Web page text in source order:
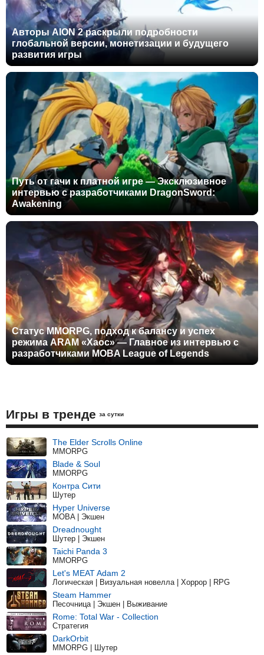
Авторы AION 2 раскрыли подробности
глобальной версии, монетизации и будущего
развития игры
Путь от гачи к платной игре — Эксклюзивное
интервью с разработчиками DragonSword:
Awakening
Статус MMORPG, подход к балансу и успех
режима ARAM «Хаос» — Главное из интервью с
разработчиками MOBA League of Legends
Игры в тренде за сутки
The Elder Scrolls Online
MMORPG
Blade & Soul
MMORPG
Контра Сити
Шутер
Hyper Universe
MOBA | Экшен
Dreadnought
Шутер | Экшен
Taichi Panda 3
MMORPG
Let's MEAT Adam 2
Логическая | Визуальная новелла | Хоррор | RPG
Steam Hammer
Песочница | Экшен | Выживание
Rome: Total War - Collection
Стратегия
DarkOrbit
MMORPG | Шутер